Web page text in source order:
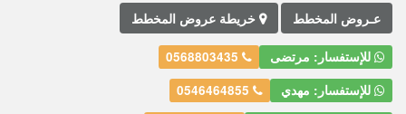
عـروض المخطط خريطة عروض المخطط
للإستفسار: مرتضى
للإستفسار: مهدي